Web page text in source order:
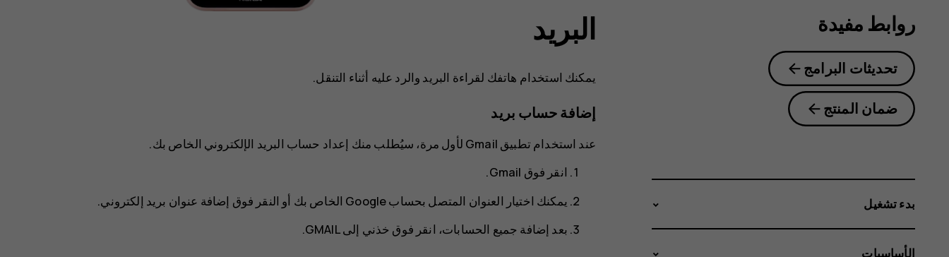
البريد
يمكنك استخدام هاتفك لقراءة البريد والرد عليه أثناء التنقل.
إضافة حساب بريد
عند استخدام تطبيق Gmail لأول مرة، سيُطلب منك إعداد حساب البريد الإلكتروني الخاص بك.
انقر فوق Gmail
.
يمكنك اختيار العنوان المتصل بحساب Google الخاص بك أو النقر فوق
إضافة عنوان بريد إلكتروني.
بعد إضافة جميع الحسابات، انقر فوق خذني إلى GMAIL‎ .
روابط مفيدة
تحديثات البرامج
ضمان المنتج
بدء تشغيل
الأساسيات